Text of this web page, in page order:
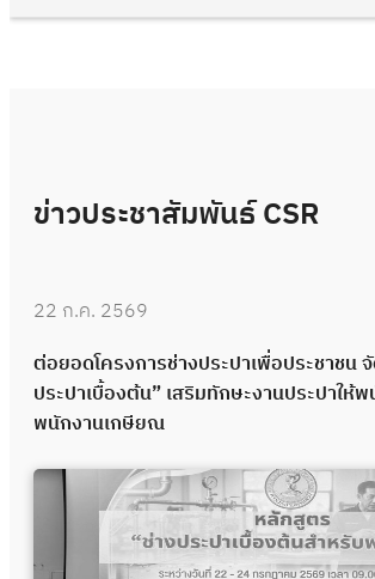
ข่าวประชาสัมพันธ์ CSR
22 ก.ค. 2569
ต่อยอดโครงการช่างประปาเพื่อประชาชน
ประปาเบื้องต้น” เสริมทักษะงานประปาให้
พนักงานเกษียณ